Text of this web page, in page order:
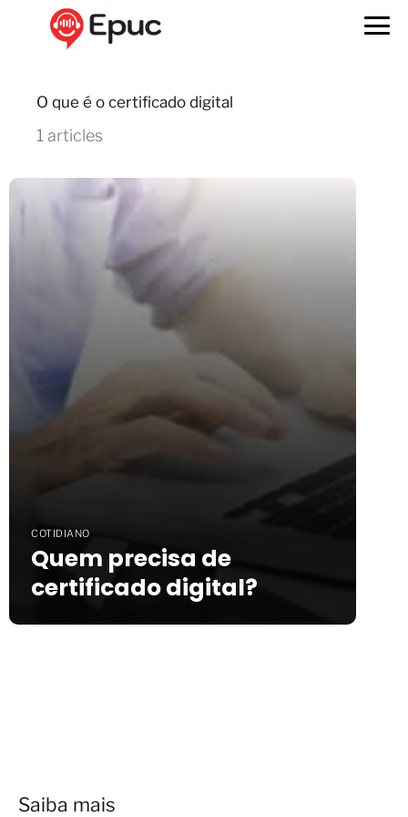
O que é o certificado digital
1 articles
COTIDIANO
Quem precisa de
certificado digital?
Saiba mais